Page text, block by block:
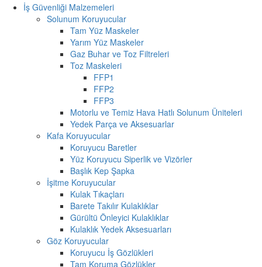
İş Güvenliği Malzemeleri
Solunum Koruyucular
Tam Yüz Maskeler
Yarım Yüz Maskeler
Gaz Buhar ve Toz Filtreleri
Toz Maskeleri
FFP1
FFP2
FFP3
Motorlu ve Temiz Hava Hatlı Solunum Üniteleri
Yedek Parça ve Aksesuarlar
Kafa Koruyucular
Koruyucu Baretler
Yüz Koruyucu Siperlik ve Vizörler
Başlık Kep Şapka
İşitme Koruyucular
Kulak Tıkaçları
Barete Takılır Kulaklıklar
Gürültü Önleyici Kulaklıklar
Kulaklık Yedek Aksesuarları
Göz Koruyucular
Koruyucu İş Gözlükleri
Tam Koruma Gözlükler